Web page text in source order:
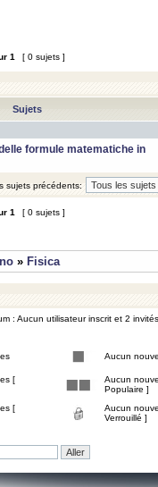
1 [ 0 sujets ]
Sujets
formule matematiche in
sujets précédents:
1 [ 0 sujets ]
» Fisica
: Aucun utilisateur inscrit et 2 invités
Aucun
[
Aucun
Populaire ]
[
Aucun
Verrouillé ]